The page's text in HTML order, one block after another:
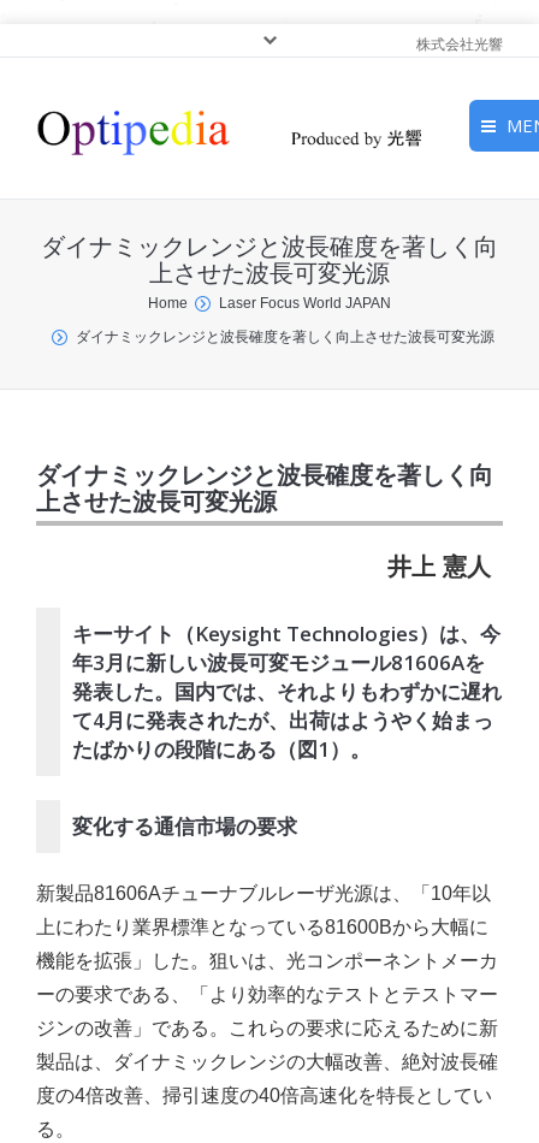
株式会社光響
ピックアップ
サービス
ダイナミックレンジと波長確度を著しく向
上させた波長可変光源
You are here:Home
Laser Focus World JAPAN
ダイナミックレンジと波長確度を著しく向上させた波長可変光源
ダイナミックレンジと波長確度を著しく向
上させた波長可変光源
井上 憲人
キーサイト（Keysight Technologies）は、今
年3月に新しい波長可変モジュール81606Aを
発表した。国内では、それよりもわずかに遅れ
て4月に発表されたが、出荷はようやく始まっ
たばかりの段階にある（図1）。
変化する通信市場の要求
新製品81606Aチューナブルレーザ光源は、「10年以
上にわたり業界標準となっている81600Bから大幅に
機能を拡張」した。狙いは、光コンポーネントメーカ
ーの要求である、「より効率的なテストとテストマー
ジンの改善」である。これらの要求に応えるために新
製品は、ダイナミックレンジの大幅改善、絶対波長確
度の4倍改善、掃引速度の40倍高速化を特長としてい
る。